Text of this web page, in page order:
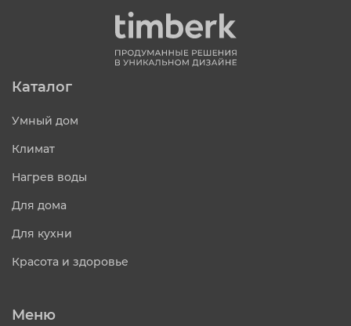
Каталог
Умный дом
Климат
Нагрев воды
Для дома
Для кухни
Красота и здоровье
Меню